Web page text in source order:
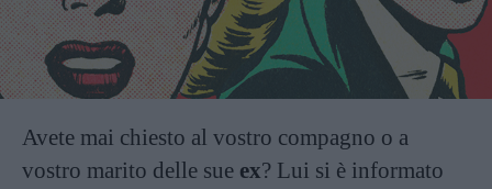
Avete mai chiesto al vostro compagno o a
vostro marito delle sue ex? Lui si è informato